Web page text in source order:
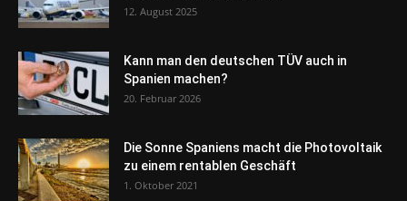
12. August 2025
Kann man den deutschen TÜV auch in
Spanien machen?
20. Februar 2026
Die Sonne Spaniens macht die Photovoltaik
zu einem rentablen Geschäft
1. Oktober 2021